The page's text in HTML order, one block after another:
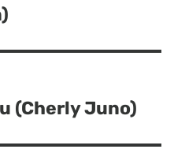
(Cherly Juno)